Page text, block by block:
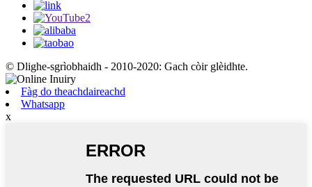
© Dlighe-sgrìobhaidh - 2010-2020: Gach còir glèidhte.
Fàg do theachdaireachd
Whatsapp
x